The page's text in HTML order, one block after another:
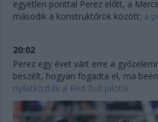
egyetlen ponttal Perez előtt, a
második a konstruktőrök között: a
20:02
Perez egy évet várt erre a
beszélt, hogyan fogadta el, ma
nyilatkozták a Red Bull pilótái.